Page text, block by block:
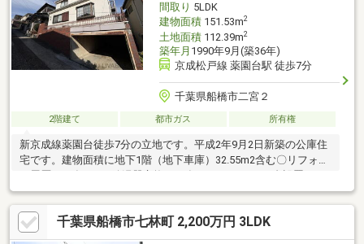
間取り 5LDK
建物面積151.53m2
土地面積112.39m2
築年月 1990年9月(築36年)
京成松戸線 薬園台駅 徒歩7分
千葉県船橋市二宮２
2階建て 都市ガス 所有権
新京成線薬園台徒歩7分の立地です。平成2年9月2日新築の公庫住
宅です。建物面積に地下1階（地下車庫）32.55m2含む〇リフォー
年1月 外壁・屋根塗装、浴室交換、キッチン交換、トイレ交換、
１F8畳の部屋を和室から洋室へ変更、シロアリ対策工事実施、建
具全面交換キッチンオリジン 薬園台店 550m（徒歩7分）ココカ
ラファイン くすりセイジョー薬園台駅前店 550m（徒歩7分）セ
千葉県船橋市七林町 2,200万円 3LDK